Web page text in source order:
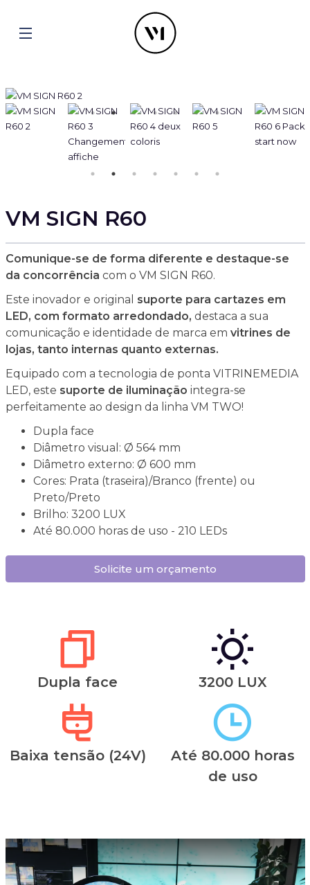
VM SIGN R60
Comunique-se de forma diferente e destaque-se
da concorrência com o VM SIGN R60.
Este inovador e original suporte para cartazes em
LED, com formato arredondado, destaca a sua
comunicação e identidade de marca em vitrines de
lojas, tanto internas quanto externas.
Equipado com a tecnologia de ponta VITRINEMEDIA
LED, este suporte de iluminação integra-se
perfeitamente ao design da linha VM TWO!
Dupla face
Diâmetro visual: Ø 564 mm
Diâmetro externo: Ø 600 mm
Cores: Prata (traseira)/Branco (frente) ou
Preto/Preto
Brilho: 3200 LUX
Até 80.000 horas de uso - 210 LEDs
Solicite um orçamento
Dupla face 3200 LUX
Baixa tensão (24V)
Até 80.000 horas
de uso